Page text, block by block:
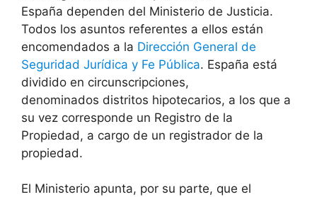
España dependen del Ministerio de Justicia.
Todos los asuntos referentes a ellos están
encomendados a la Dirección General de
Seguridad Jurídica y Fe Pública. España está
dividido en circunscripciones,
denominados distritos hipotecarios, a los que a
su vez corresponde un Registro de la
Propiedad, a cargo de un registrador de la
propiedad.
El Ministerio apunta, por su parte, que el